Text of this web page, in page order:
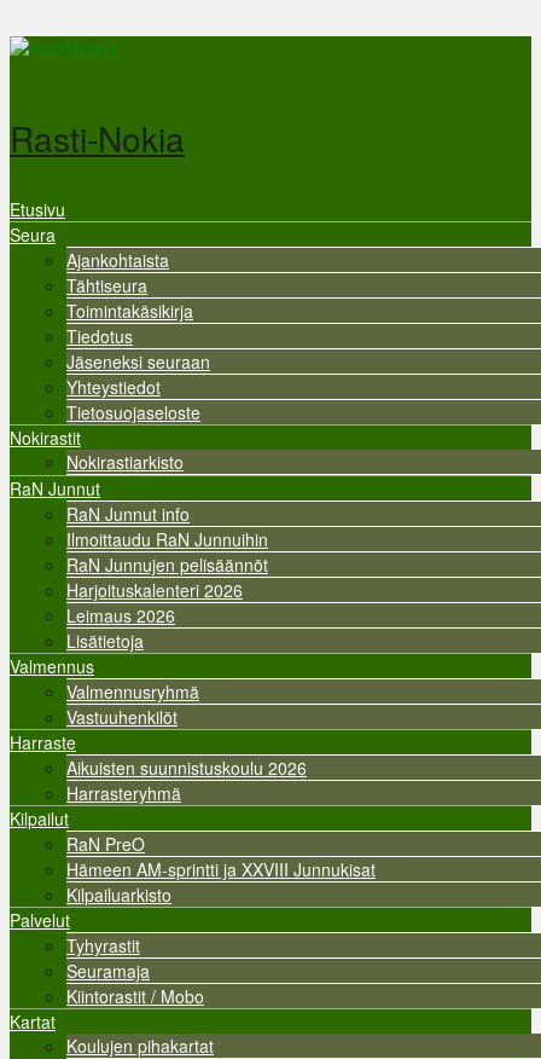
Hyppää pääsisältöön
Rasti-Nokia
Valikko
Etusivu
Seura
Ajankohtaista
Tähtiseura
Toimintakäsikirja
Tiedotus
Jäseneksi seuraan
Yhteystiedot
Tietosuojaseloste
Nokirastit
Nokirastiarkisto
RaN Junnut
RaN Junnut info
Ilmoittaudu RaN Junnuihin
RaN Junnujen pelisäännöt
Harjoituskalenteri 2026
Leimaus 2026
Lisätietoja
Valmennus
Valmennusryhmä
Vastuuhenkilöt
Harraste
Aikuisten suunnistuskoulu 2026
Harrasteryhmä
Kilpailut
RaN PreO
Hämeen AM-sprintti ja XXVIII Junnukisat
Kilpailuarkisto
Palvelut
Tyhyrastit
Seuramaja
Kiintorastit / Mobo
Kartat
Koulujen pihakartat